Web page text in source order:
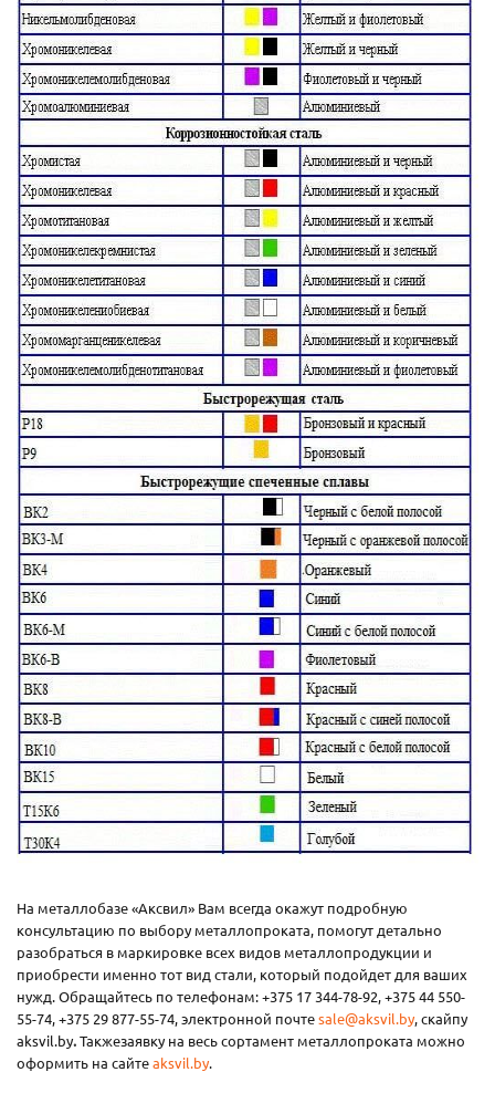
На металлобазе «Аксвил» Вам всегда окажут подробную
консультацию по выбору металлопроката, помогут детально
разобраться в маркировке всех видов металлопродукции и
приобрести именно тот вид стали, который подойдет для ваших
нужд. Обращайтесь по телефонам: +375 17 344-78-92, +375 44 550-
55-74, +375 29 877-55-74, электронной почтеsale@aksvil.by, скайпу
aksvil.by.Такжезаявку на весь сортамент металлопроката можно
оформить на сайтеaksvil.by.